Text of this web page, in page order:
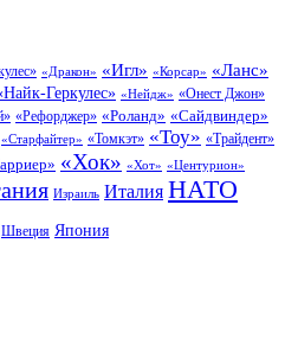
«Дракон» «Игл» «Корсар» «Ланс»
Геркулес» «Нейдж» «Онест Джон»
«Рефорджер» «Роланд» «Сайдвиндер»
«Старфайтер» «Томкэт» «Тоу» «Трайдент»
«Хок» «Хот» «Центурион»
Израиль Италия НАТО
Швеция Япония